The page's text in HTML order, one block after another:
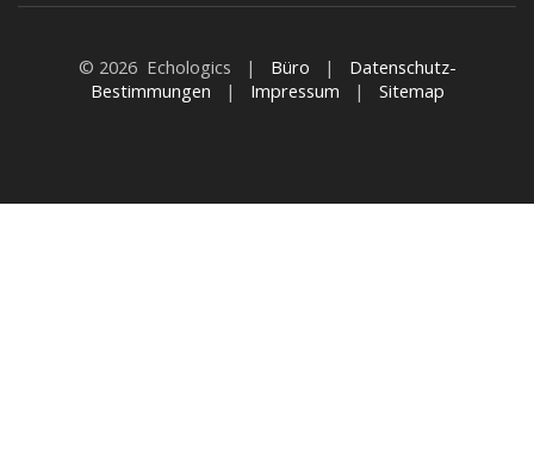
© 2026 Echologics | Büro | Datenschutz-
Bestimmungen | Impressum | Sitemap